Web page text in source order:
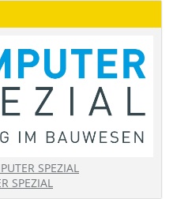
SPEZIAL
SPEZIAL